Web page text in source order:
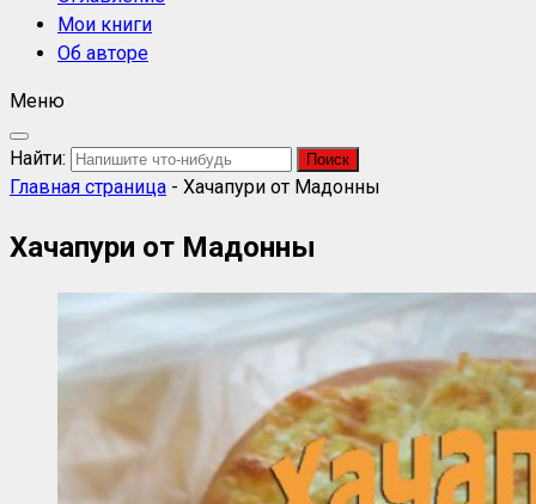
Мои книги
Об авторе
Меню
Найти:
Главная страница - Хачапури от Мадонны
Хачапури от Мадонны